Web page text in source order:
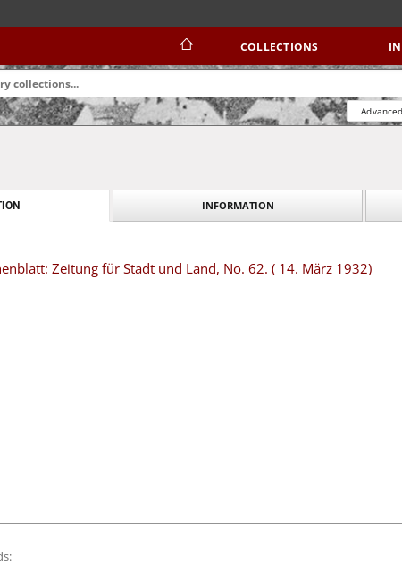
COLLECTIONS
INFORMATION
Zeitung für Stadt und Land, No. 62. ( 14. März 1932)